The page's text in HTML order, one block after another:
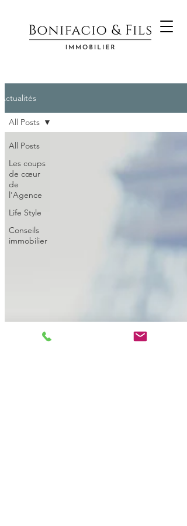
Actualités
All Posts
Les coups
de cœur
de
l'Agence
Life Style
Conseils
immobilier
All Posts